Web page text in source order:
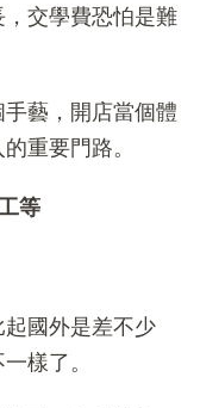
交學費恐怕是難
藝，開店當個體
重要門路。
等
國外是差不少
樣了。